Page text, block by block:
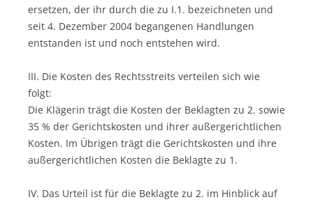
ersetzen, der ihr durch die zu I.1. bezeichneten und
seit 4. Dezember 2004 begangenen Handlungen
entstanden ist und noch entstehen wird.
III. Die Kosten des Rechtsstreits verteilen sich wie
folgt:
Die Klägerin trägt die Kosten der Beklagten zu 2. sowie
35 % der Gerichtskosten und ihrer außergerichtlichen
Kosten. Im Übrigen trägt die Gerichtskosten und ihre
außergerichtlichen Kosten die Beklagte zu 1.
IV. Das Urteil ist für die Beklagte zu 2. im Hinblick auf